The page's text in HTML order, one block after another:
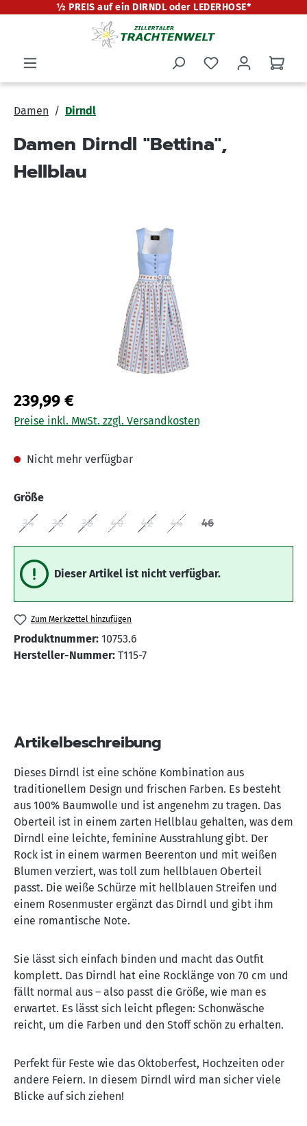
springen
½ PREIS auf ein DIRNDL oder LEDERHOSE*
Damen Dirndl
Damen Dirndl "Bettina",
Hellblau
Bildergalerie überspringen
239,99 €
Preise inkl. MwSt. zzgl. Versandkosten
Nicht mehr verfügbar
Größeauswählen
34
(Diese Option ist zurzeit nicht verfügbar.)
36
(Diese Option ist zurzeit nicht verfügbar.)
38
(Diese Option ist zurzeit nicht verfügbar.)
40
(Diese Option ist zurzeit nicht verfügbar.)
42
(Diese Option ist zurzeit nicht
44 46
Dieser Artikel ist nicht verfügbar.
Zum Merkzettel hinzufügen
Produktnummer: 10753.6
Hersteller-Nummer: T115-7
Artikelbeschreibung
Dieses Dirndl ist eine schöne Kombination aus
traditionellem Design und frischen Farben. Es besteht
aus 100% Baumwolle und ist angenehm zu tragen. Das
Oberteil ist in einem zarten Hellblau gehalten, was dem
Dirndl eine leichte, feminine Ausstrahlung gibt. Der
Rock ist in einem warmen Beerenton und mit weißen
Blumen verziert, was toll zum hellblauen Oberteil
passt. Die weiße Schürze mit hellblauen Streifen und
einem Rosenmuster ergänzt das Dirndl und gibt ihm
eine romantische Note.
Sie lässt sich einfach binden und macht das Outfit
komplett. Das Dirndl hat eine Rocklänge von 70 cm und
fällt normal aus – also passt die Größe, wie man es
erwartet. Es lässt sich leicht pflegen: Schonwäsche
reicht, um die Farben und den Stoff schön zu erhalten.
Perfekt für Feste wie das Oktoberfest, Hochzeiten oder
andere Feiern. In diesem Dirndl wird man sicher viele
Blicke auf sich ziehen!